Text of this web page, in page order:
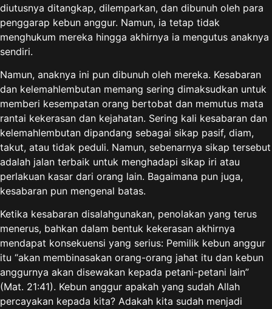
diutusnya ditangkap, dilemparkan, dan dibunuh oleh para
penggarap kebun anggur. Namun, ia tetap tidak
menghukum mereka hingga akhirnya ia mengutus anaknya
sendiri.
Namun, anaknya ini pun dibunuh oleh mereka. Kesabaran
dan kelemahlembutan memang sering dimaksudkan untuk
memberi kesempatan orang bertobat dan memutus mata
rantai kekerasan dan kejahatan. Sering kali kesabaran dan
kelemahlembutan dipandang sebagai sikap pasif, diam,
takut, atau tidak peduli. Namun, sebenarnya sikap tersebut
adalah jalan terbaik untuk menghadapi sikap iri atau
perlakuan kasar dari orang lain. Bagaimana pun juga,
kesabaran pun mengenal batas.
Ketika kesabaran disalahgunakan, penolakan yang terus
menerus, bahkan dalam bentuk kekerasan akhirnya
mendapat konsekuensi yang serius: Pemilik kebun anggur
itu “akan membinasakan orang-orang jahat itu dan kebun
anggurnya akan disewakan kepada petani-petani lain”
(Mat. 21:41). Kebun anggur apakah yang sudah Allah
percayakan kepada kita? Adakah kita sudah menjadi